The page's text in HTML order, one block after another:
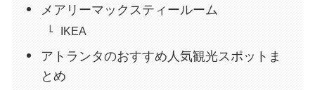
メアリーマックスティールーム
IKEA
アトランタのおすすめ人気観光スポットま
とめ